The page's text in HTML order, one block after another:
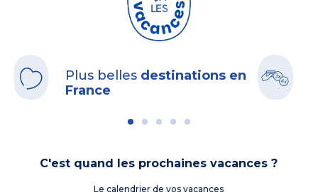
Plus belles destinations en
France
C'est quand les prochaines vacances ?
Le calendrier de vos vacances